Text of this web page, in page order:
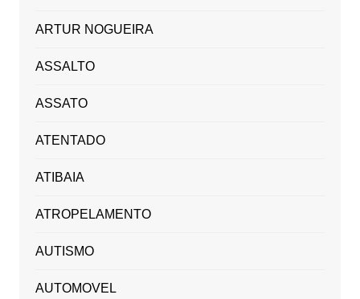
ARTUR NOGUEIRA
ASSALTO
ASSATO
ATENTADO
ATIBAIA
ATROPELAMENTO
AUTISMO
AUTOMOVEL